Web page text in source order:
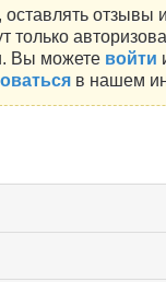
отзывы
только
Вы можете войти
в нашем